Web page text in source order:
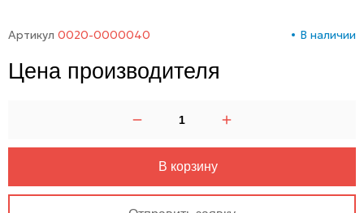
Артикул 0020-0000040 В наличии
Цена производителя
В корзину